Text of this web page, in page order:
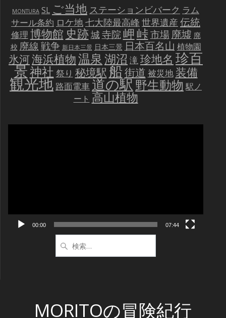
MONTURA SL ご当地 ステーションビバーク ラム
サール条約 ロケ地七大陸最高峰 世界遺産 伝統
修理 博物館 史跡城寺院岬峠市場 廃墟 廃
校 廃線戦争 新日本三景 日本三景 日本百名山 植物園
氷河海浜植物温泉湖沼 滝珍地名 珍百
景神社 祭り 秘境駅船街道 被災地 装備
観光地 路面電車道の駅野生動物 駅ノ
ート 高山植物
00:00 07:44
索:
MORITOの冒険紀行